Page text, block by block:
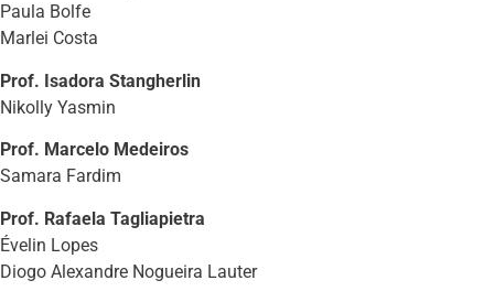
Paula Bolfe
Marlei Costa
Prof. Isadora Stangherlin
Nikolly Yasmin
Prof. Marcelo Medeiros
Samara Fardim
Prof. Rafaela Tagliapietra
Évelin Lopes
Diogo Alexandre Nogueira Lauter